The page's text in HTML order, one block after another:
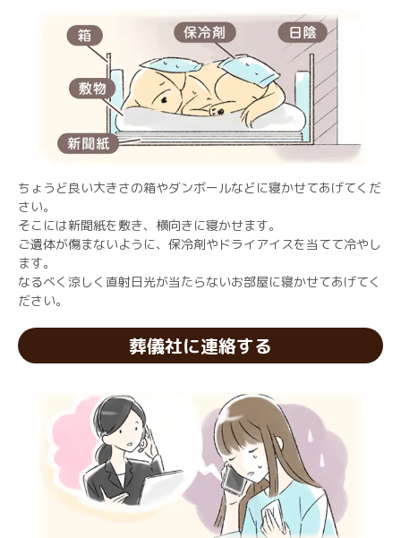
ちょうど良い大きさの箱やダンボールなどに寝かせてあげてくだ
さい。
そこには新聞紙を敷き、横向きに寝かせます。
ご遺体が傷まないように、保冷剤やドライアイスを当てて冷やし
ます。
なるべく涼しく直射日光が当たらないお部屋に寝かせてあげてく
ださい。
葬儀社に連絡する